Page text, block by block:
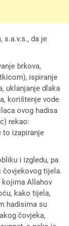
s.a.v.s., da je
brkova,
ispiranje
uklanjanje dlaka
korištenje vode
ovog hadisa
rekao:
to izapiranje
i izgledu, pa
tijela.
kojima Allahov
kako tijela,
hadisima su
čovjeka,